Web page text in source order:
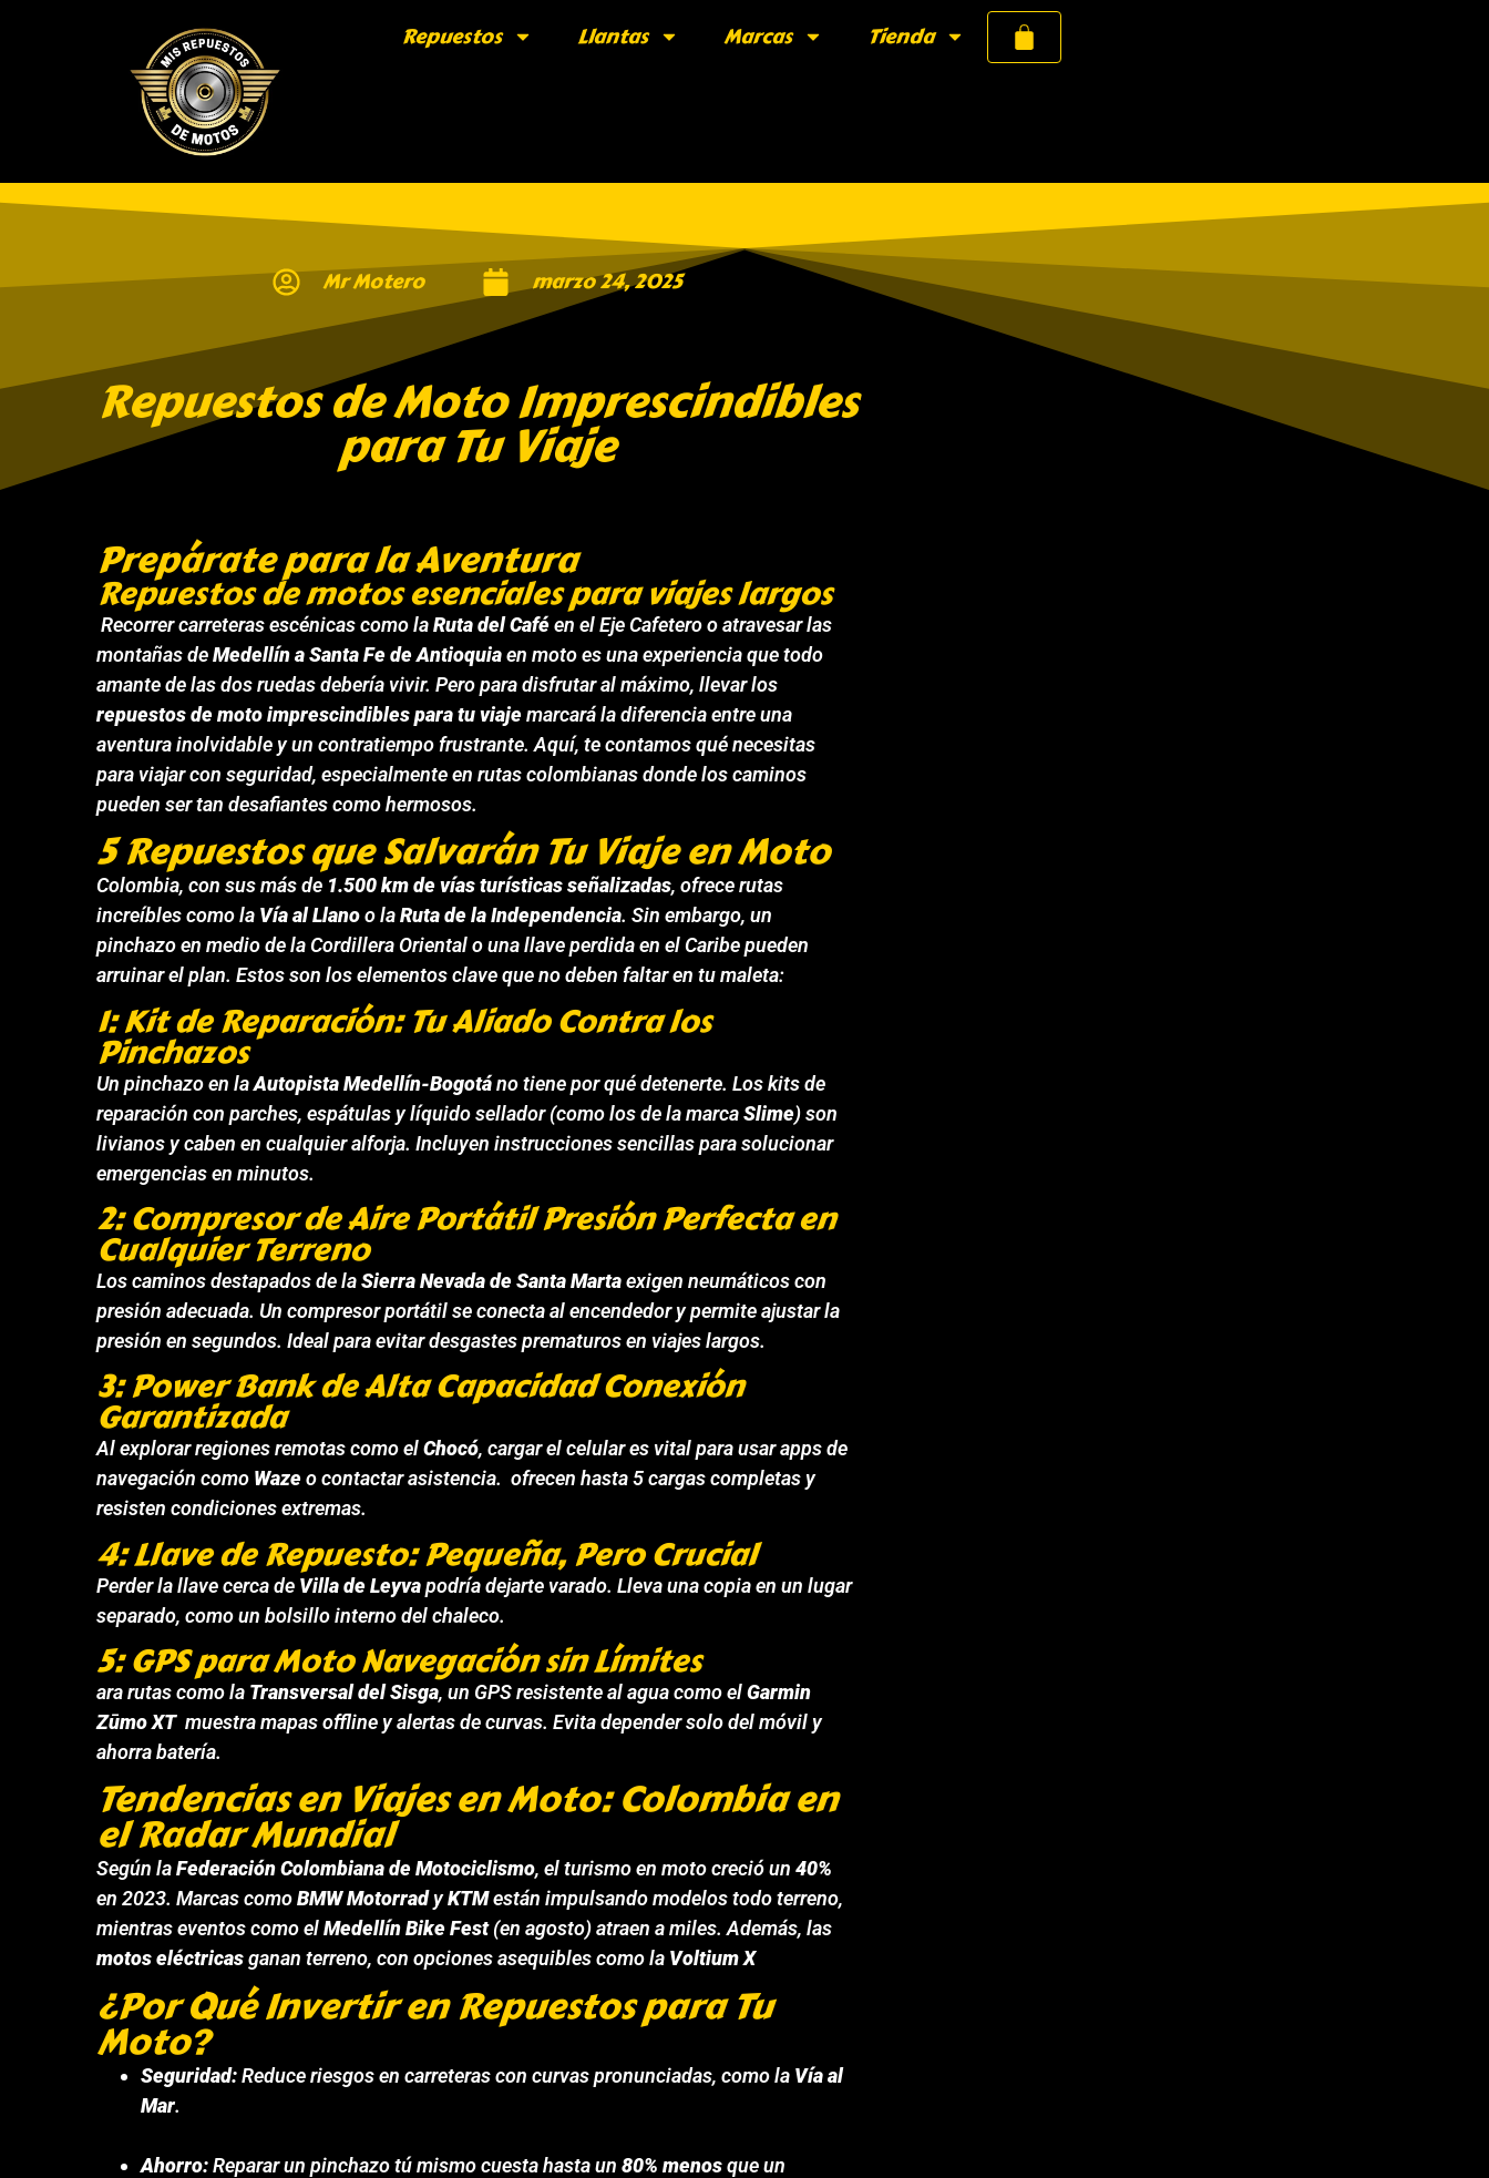
Repuestos Llantas Marcas Tienda
Mr Motero marzo 24, 2025
Repuestos de Moto Imprescindibles
para Tu Viaje
Prepárate para la Aventura
Repuestos de motos esenciales para viajes largos
Recorrer carreteras escénicas como laRuta del Caféen el Eje Cafetero o atravesar las
montañas deMedellín a Santa Fe de Antioquiaen moto es una experiencia que todo
amante de las dos ruedas debería vivir. Pero para disfrutar al máximo, llevar los
repuestos de moto imprescindibles para tu viajemarcará la diferencia entre una
aventura inolvidable y un contratiempo frustrante. Aquí, te contamos qué necesitas
para viajar con seguridad, especialmente en rutas colombianas donde los caminos
pueden ser tan desafiantes como hermosos.
5 Repuestos que Salvarán Tu Viaje en Moto
Colombia, con sus más de 1.500 km de vías turísticas señalizadas, ofrece rutas
increíbles como la Vía al Llanoo laRuta de la Independencia. Sin embargo, un
pinchazo en medio de la Cordillera Oriental o una llave perdida en el Caribe pueden
arruinar el plan. Estos son los elementos clave que no deben faltar en tu maleta:
1: Kit de Reparación: Tu Aliado Contra los
Pinchazos
Un pinchazo en laAutopista Medellín-Bogotáno tiene por qué detenerte. Los kits de
reparación con parches, espátulas y líquido sellador (como los de la marcaSlime) son
livianos y caben en cualquier alforja. Incluyen instrucciones sencillas para solucionar
emergencias en minutos.
2: Compresor de Aire Portátil Presión Perfecta en
Cualquier Terreno
Los caminos destapados de laSierra Nevada de Santa Martaexigen neumáticos con
presión adecuada. Un compresor portátil se conecta al encendedor y permite ajustar la
presión en segundos. Ideal para evitar desgastes prematuros en viajes largos.
3: Power Bank de Alta Capacidad Conexión
Garantizada
Al explorar regiones remotas como elChocó, cargar el celular es vital para usar apps de
navegación como Wazeo contactar asistencia. ofrecen hasta 5 cargas completas y
resisten condiciones extremas.
4: Llave de Repuesto: Pequeña, Pero Crucial
Perder la llave cerca de Villa de Leyvapodría dejarte varado. Lleva una copia en un lugar
separado, como un bolsillo interno del chaleco.
5: GPS para Moto Navegación sin Límites
ara rutas como la Transversal del Sisga, un GPS resistente al agua como elGarmin
Zūmo XTmuestra mapas offline y alertas de curvas. Evita depender solo del móvil y
ahorra batería.
Tendencias en Viajes en Moto: Colombia en
el Radar Mundial
Según laFederación Colombiana de Motociclismo, el turismo en moto creció un40%
en 2023. Marcas comoBMW MotorradyKTMestán impulsando modelos todo terreno,
mientras eventos como elMedellín Bike Fest(en agosto) atraen a miles. Además, las
motos eléctricasganan terreno, con opciones asequibles como la Voltium X
¿Por Qué Invertir en Repuestos para Tu
Moto?
Seguridad:Reduce riesgos en carreteras con curvas pronunciadas, como la Vía al
Mar.
Ahorro:Reparar un pinchazo tú mismo cuesta hasta un80% menosque un